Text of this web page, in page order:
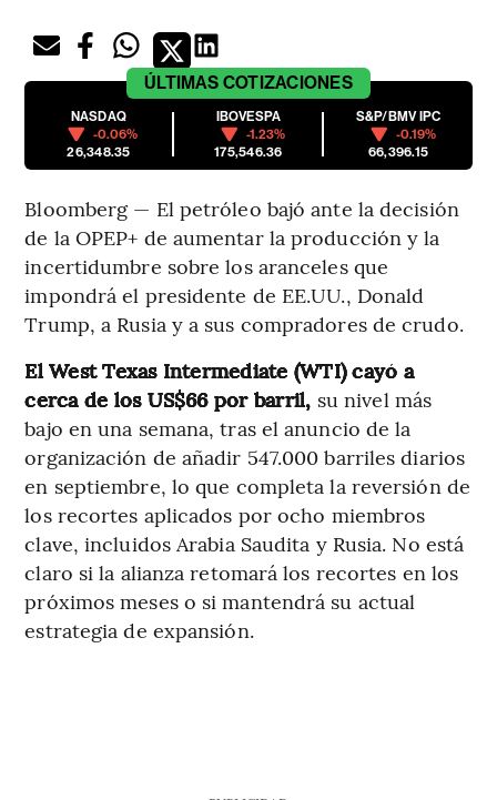
ÚLTIMAS COTIZACIONES
NASDAQ
-0.06%
26,348.35
IBOVESPA
-1.23%
175,546.36
S&P/BMV IPC
-0.19%
66,396.15
Bloomberg — El petróleo bajó ante la decisión
de la OPEP+ de aumentar la producción y la
incertidumbre sobre los aranceles que
impondrá el presidente de EE.UU., Donald
Trump, a Rusia y a sus compradores de crudo.
El West Texas Intermediate (WTI) cayó a
cerca de los US$66 por barril, su nivel más
bajo en una semana, tras el anuncio de la
organización de añadir 547.000 barriles diarios
en septiembre, lo que completa la reversión de
los recortes aplicados por ocho miembros
clave, incluidos Arabia Saudita y Rusia. No está
claro si la alianza retomará los recortes en los
próximos meses o si mantendrá su actual
estrategia de expansión.